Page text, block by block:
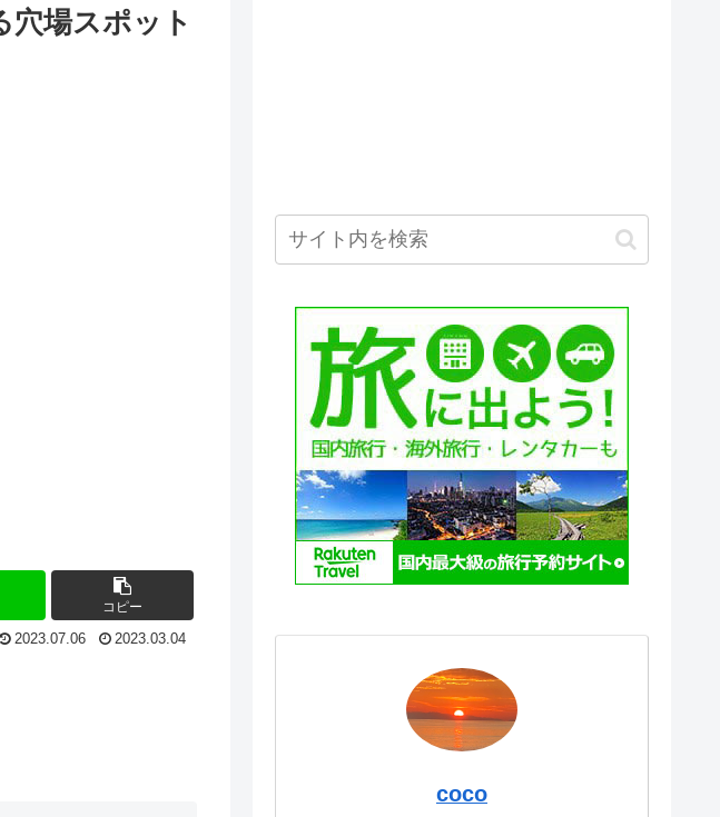
穴場スポット
コピー
2023.07.06 2023.03.04
coco